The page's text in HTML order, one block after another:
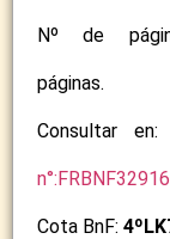
Nº de
páginas.
Consultar en:
Cota BnF: